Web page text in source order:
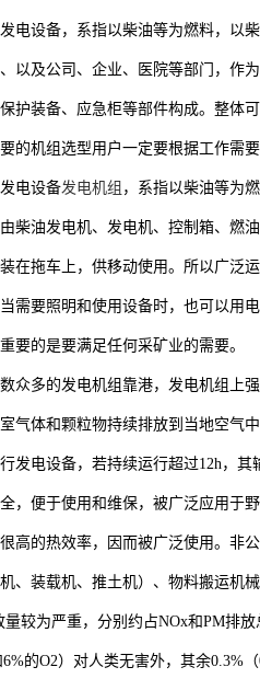
电设备，系指以柴油等为燃料，以
以及公司、企业、医院等部门，作
护装备、应急柜等部件构成。整体
的机组选型用户一定要根据工作需
电设备发电机组 ，系指以柴油等为
柴油发电机、发电机、控制箱、燃
装在拖车上，供移动使用。所以广
需要照明和使用设备时，也可以用
要的是要满足任何采矿业的需要。
众多的发电机组靠港，发电机组上
气体和颗粒物持续排放到当地空气
发电设备，若持续运行超过12h，
，便于使用和维保，被广泛应用于
高的热效率，因而被广泛使用。非
、装载机、推土机）、物料搬运机
较为严重，分别约占NOx和PM排
的O2）对人类无害外，其余0.3%